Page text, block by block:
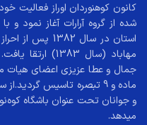
شده از گروه آرارات آغاز نمود
استان در سال
مهاباد (سال
و جوانان تحت عنوان باشگاه
میدهد.